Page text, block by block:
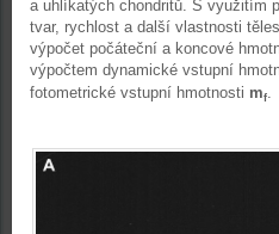
a uhlíkatých chondritů. S využitím
tvar, rychlost a další vlastnosti
výpočet počáteční a koncové
výpočtem dynamické vstupní
fotometrické vstupní hmotnosti mf.